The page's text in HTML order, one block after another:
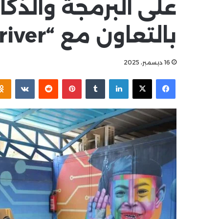
على البرمجة
بالتعاون مع “in driver “
16 ديسمبر، 2025
فيسبوك
X لينكدإن بينتيريست